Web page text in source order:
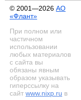
© 2001—2026 АО
«Флант»
При полном или
частичном
использовании
любых материалов
с сайта вы
обязаны явным
образом указывать
гиперссылку на
сайт www.nixp.ru в